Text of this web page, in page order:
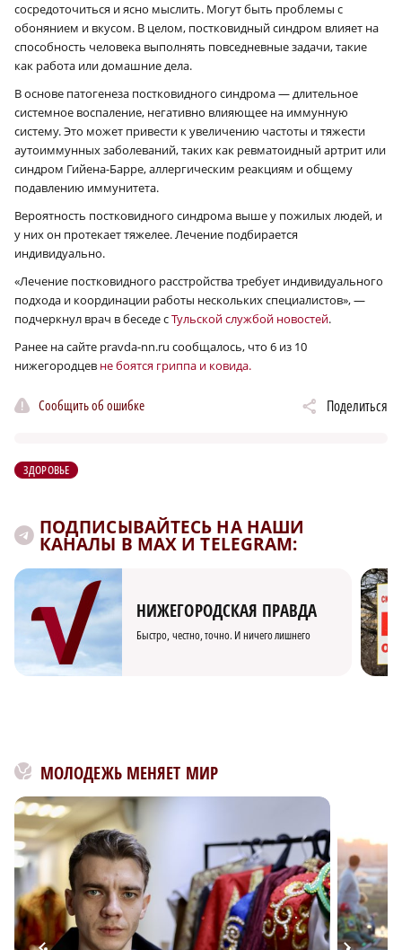
сосредоточиться и ясно мыслить. Могут быть проблемы с
обонянием и вкусом. В целом, постковидный синдром влияет на
способность человека выполнять повседневные задачи, такие
как работа или домашние дела.
В основе патогенеза постковидного синдрома — длительное
системное воспаление, негативно влияющее на иммунную
систему. Это может привести к увеличению частоты и тяжести
аутоиммунных заболеваний, таких как ревматоидный артрит или
синдром Гийена-Барре, аллергическим реакциям и общему
подавлению иммунитета.
Вероятность постковидного синдрома выше у пожилых людей, и
у них он протекает тяжелее. Лечение подбирается
индивидуально.
«Лечение постковидного расстройства требует индивидуального
подхода и координации работы нескольких специалистов», —
подчеркнул врач в беседе сТульской службой новостей.
Ранее на сайте pravda-nn.ru сообщалось, что 6 из 10
нижегородцев не боятся гриппа и ковида.
Сообщить об ошибке Поделиться
ЗДОРОВЬЕ
ПОДПИСЫВАЙТЕСЬ НА НАШИ
КАНАЛЫ В MAX И TELEGRAM:
НИЖЕГОРОДСКАЯ ПРАВДА
Быстро, честно, точно. И ничего лишнего
МОЛОДЕЖЬ МЕНЯЕТ МИР